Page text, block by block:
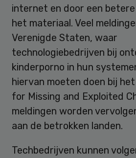
internet en door een
het materiaal. Veel
Verenigde Staten, waar
technologiebedrijven bij
kinderporno in hun
hiervan moeten doen bij
for Missing and Exploited
meldingen worden
aan de betrokken landen.
Techbedrijven kunnen